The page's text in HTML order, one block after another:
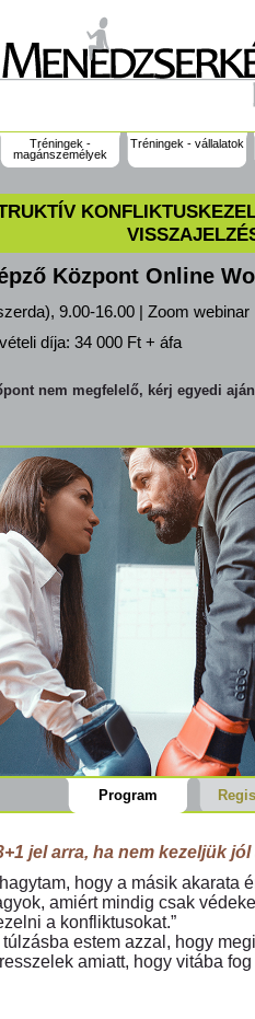
Tréningek -
magánszemélyek
Tréningek - vállalatok
Központ Online
9.00-16.00 | Zoom webinar
díja: 34 000 Ft + áfa
nem megfelelő, kérj egyedi
Program
jel arra, ha nem kezeljük
hogy a másik akarata
amiért mindig csak
a konfliktusokat.”
túlzásba estem azzal, hogy
amiatt, hogy vitába